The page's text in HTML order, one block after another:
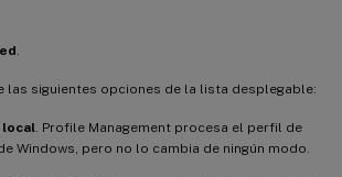
las siguientes opciones de la lista desplegable:
. Profile Management procesa el perfil de
Windows, pero no lo cambia de ningún modo.